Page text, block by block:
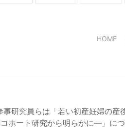
HOME
研究員らは「若い初産妊婦の産
ホート研究から明らかに―」に